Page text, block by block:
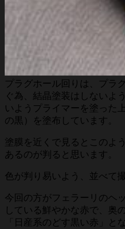
プラグホール回りは、プラ
ぐ為、結晶塗装はしないよ
いようプライマーを塗った
の黒）を塗布しています。
塗膜を近くで見るとこのよ
あるのが判ると思います。
色が判り易いよう、並べて
今回の方がフェラーリのヘ
している鮮やかな赤で、奥
「日産系のどす黒い赤」と